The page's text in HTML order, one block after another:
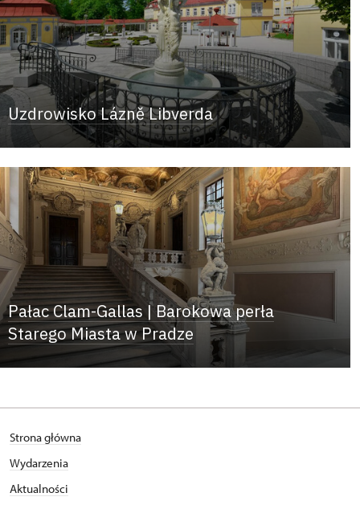
Uzdrowisko Lázně Libverda
Pałac Clam-Gallas | Barokowa perła
Starego Miasta w Pradze
Strona główna
Wydarzenia
Aktualności